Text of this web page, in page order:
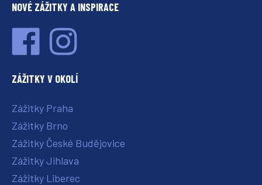
NOVÉ ZÁŽITKY A INSPIRACE
ZÁŽITKY V OKOLÍ
Zážitky Praha
Zážitky Brno
Zážitky České Budějovice
Zážitky Jihlava
Zážitky Liberec